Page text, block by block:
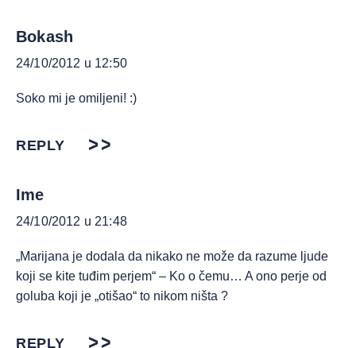
Bokash
24/10/2012 u 12:50
Soko mi je omiljeni! :)
REPLY
Ime
24/10/2012 u 21:48
„Marijana je dodala da nikako ne može da razume ljude
koji se kite tuđim perjem“ – Ko o čemu… A ono perje od
goluba koji je „otišao“ to nikom ništa ?
REPLY